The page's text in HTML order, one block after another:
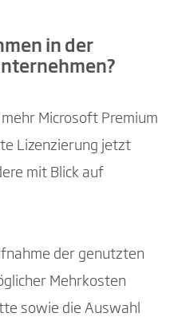
in der
Microsoft Premium
Lizenzierung jetzt
mit Blick auf
der genutzten
Mehrkosten
sowie die Auswahl